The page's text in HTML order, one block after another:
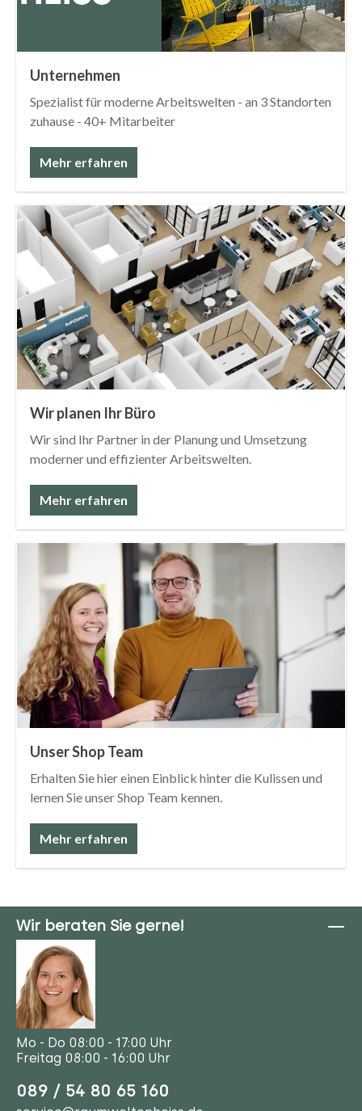
Unternehmen
Spezialist für moderne Arbeitswelten - an 3 Standorten
zuhause - 40+ Mitarbeiter
Mehr erfahren
Wir planen Ihr Büro
Wir sind Ihr Partner in der Planung und Umsetzung
moderner und effizienter Arbeitswelten.
Mehr erfahren
Unser Shop Team
Erhalten Sie hier einen Einblick hinter die Kulissen und
lernen Sie unser Shop Team kennen.
Mehr erfahren
Wir beraten Sie gerne!
Mo - Do 08:00 - 17:00 Uhr
Freitag 08:00 - 16:00 Uhr
089 / 54 80 65 160